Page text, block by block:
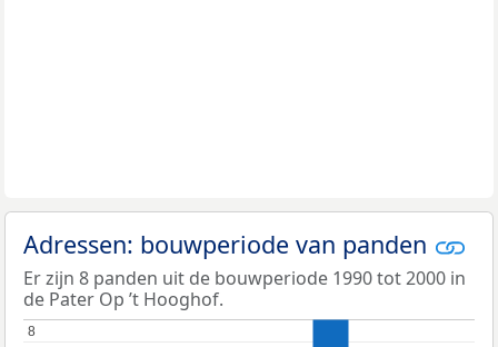
Adressen: bouwperiode van panden
Er zijn 8 panden uit de bouwperiode 1990 tot 2000 in
de Pater Op ’t Hooghof.
8
8